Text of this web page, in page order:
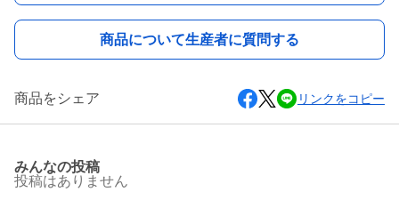
商品について生産者に質問する
商品をシェア リンクをコピー
みんなの投稿
投稿はありません